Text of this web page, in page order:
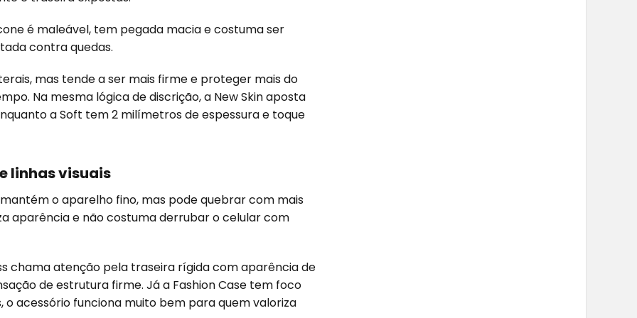
é maleável, tem pegada macia e costuma ser
contra quedas.
mas tende a ser mais firme e proteger mais do
Na mesma lógica de discrição, a New Skin aposta
a Soft tem 2 milímetros de espessura e toque
linhas visuais
o aparelho fino, mas pode quebrar com mais
aparência e não costuma derrubar o celular com
chama atenção pela traseira rígida com aparência de
de estrutura firme. Já a Fashion Case tem foco
o acessório funciona muito bem para quem valoriza